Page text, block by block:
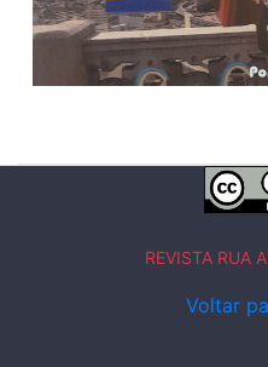
REVISTA RUA
Voltar